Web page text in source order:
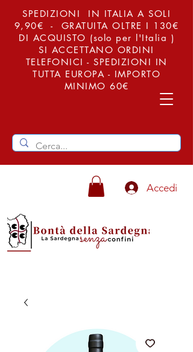
SPEDIZIONI IN ITALIA A SOLI
9,90€ - GRATUITA OLTRE I 130€
DI ACQUISTO (solo per l'Italia )
SI ACCETTANO ORDINI
TELEFONICI - SPEDIZIONI IN
TUTTA EUROPA - IMPORTO
MINIMO 60€
Accedi